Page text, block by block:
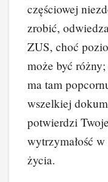
częściowej
zrobić,
ZUS, choć
może być
ma tam
wszelkiej
potwierdzi
wytrzymałość
życia.